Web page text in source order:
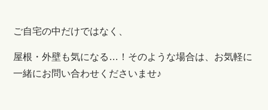
ご自宅の中だけではなく、
屋根・外壁も気になる…！そのような場合は、お気軽に
一緒にお問い合わせくださいませ♪